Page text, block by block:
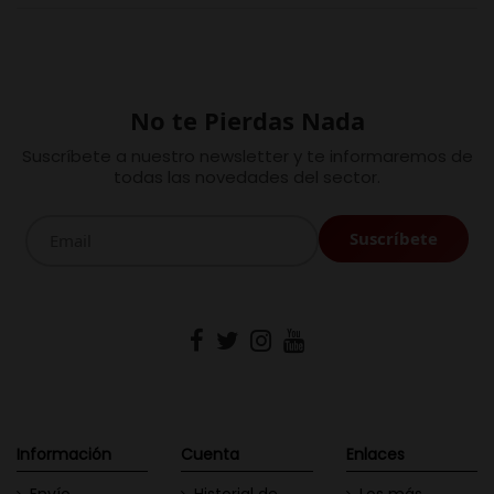
No te Pierdas Nada
Información
Cuenta
Enlaces